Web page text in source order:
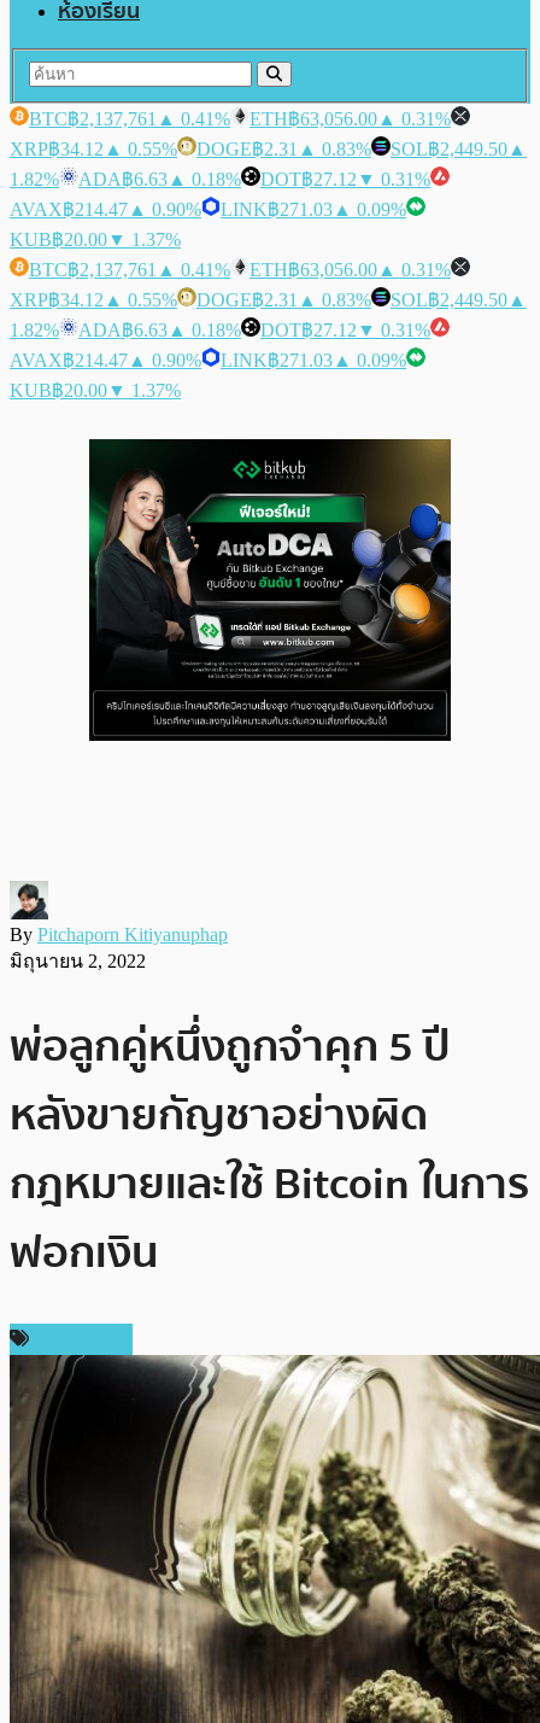
ห้องเรียน
BTC฿2,137,761 ▲ 0.41% ETH฿63,056.00 ▲ 0.31%
XRP฿34.12 ▲ 0.55% DOGE฿2.31 ▲ 0.83% SOL฿2,449.50 ▲
1.82%
ADA฿6.63 ▲ 0.18% DOT฿27.12 ▼ 0.31%
AVAX฿214.47 ▲ 0.90% LINK฿271.03 ▲ 0.09%
KUB฿20.00▼ 1.37%
BTC฿2,137,761 ▲ 0.41% ETH฿63,056.00 ▲ 0.31%
XRP฿34.12 ▲ 0.55% DOGE฿2.31 ▲ 0.83% SOL฿2,449.50 ▲
1.82%
ADA฿6.63 ▲ 0.18% DOT฿27.12 ▼ 0.31%
AVAX฿214.47 ▲ 0.90% LINK฿271.03 ▲ 0.09%
KUB฿20.00▼ 1.37%
By Pitchaporn Kitiyanuphap
มิถุนายน 2, 2022
พ่อลูกคู่หนึ่งถูกจำคุก 5 ปี
หลังขายกัญชาอย่างผิด
กฎหมายและใช้ Bitcoin ในการ
ฟอกเงิน